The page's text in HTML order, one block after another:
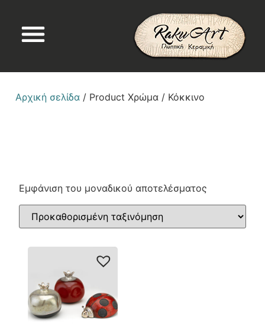
Αρχική σελίδα / Product Χρώμα / Κόκκινο
Εμφάνιση του μοναδικού αποτελέσματος